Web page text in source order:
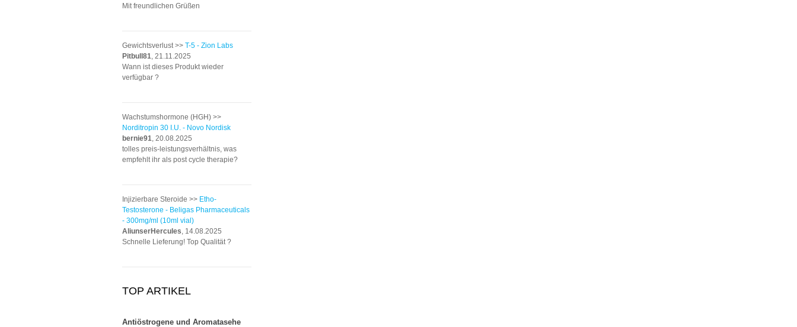
Mit freundlichen Grüßen
Gewichtsverlust >> T-5 - Zion Labs
Pitbull81, 21.11.2025
Wann ist dieses Produkt wieder
verfügbar ?
Wachstumshormone (HGH) >>
Norditropin 30 I.U. - Novo Nordisk
bernie91, 20.08.2025
tolles preis-leistungsverhältnis, was
empfehlt ihr als post cycle therapie?
Injizierbare Steroide >> Etho-
Testosterone - Beligas Pharmaceuticals
- 300mg/ml (10ml vial)
AliunserHercules, 14.08.2025
Schnelle Lieferung! Top Qualität ?
TOP ARTIKEL
Antiöstrogene und Aromatasehe